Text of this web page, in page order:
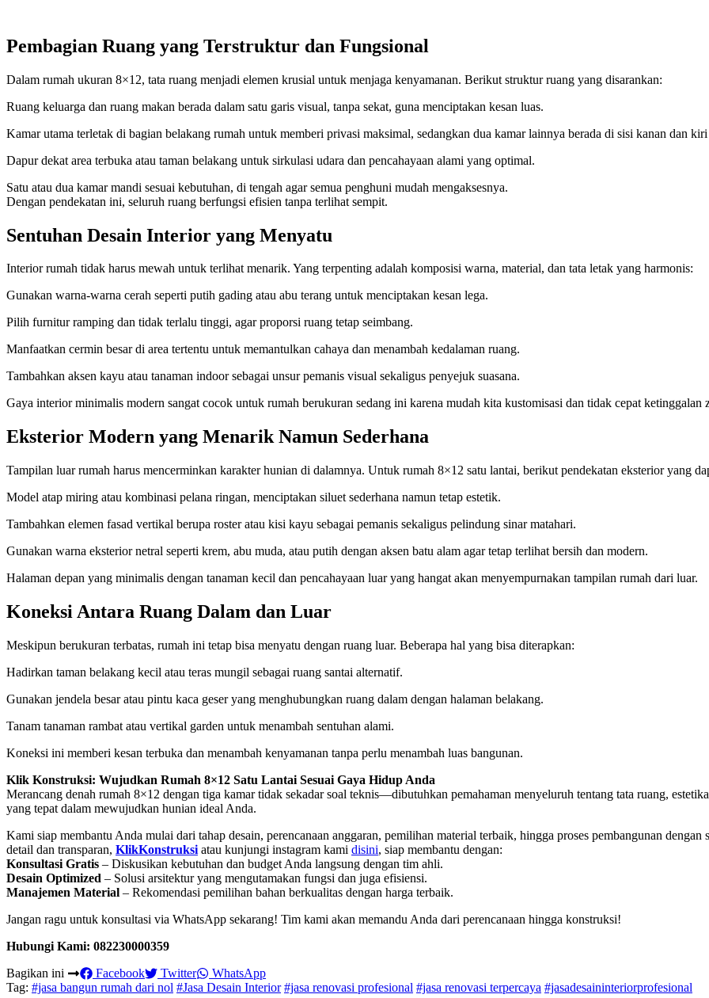
Pembagian Ruang yang Terstruktur dan Fungsional
Dalam rumah ukuran 8×12, tata ruang menjadi elemen krusial untuk menjaga kenyamanan. Berikut struktur ruang yang disarankan:
Ruang keluarga dan ruang makan berada dalam satu garis visual, tanpa sekat, guna menciptakan kesan luas.
Kamar utama terletak di bagian belakang rumah untuk memberi privasi maksimal, sedangkan dua kamar lainnya berada di sisi kanan dan
Dapur dekat area terbuka atau taman belakang untuk sirkulasi udara dan pencahayaan alami yang optimal.
Satu atau dua kamar mandi sesuai kebutuhan, di tengah agar semua penghuni mudah mengaksesnya.
Dengan pendekatan ini, seluruh ruang berfungsi efisien tanpa terlihat sempit.
Sentuhan Desain Interior yang Menyatu
Interior rumah tidak harus mewah untuk terlihat menarik. Yang terpenting adalah komposisi warna, material, dan tata letak yang harmonis:
Gunakan warna-warna cerah seperti putih gading atau abu terang untuk menciptakan kesan lega.
Pilih furnitur ramping dan tidak terlalu tinggi, agar proporsi ruang tetap seimbang.
Manfaatkan cermin besar di area tertentu untuk memantulkan cahaya dan menambah kedalaman ruang.
Tambahkan aksen kayu atau tanaman indoor sebagai unsur pemanis visual sekaligus penyejuk suasana.
Gaya interior minimalis modern sangat cocok untuk rumah berukuran sedang ini karena mudah kita kustomisasi dan tidak cepat ketinggalan
Eksterior Modern yang Menarik Namun Sederhana
Tampilan luar rumah harus mencerminkan karakter hunian di dalamnya. Untuk rumah 8×12 satu lantai, berikut pendekatan eksterior yang
Model atap miring atau kombinasi pelana ringan, menciptakan siluet sederhana namun tetap estetik.
Tambahkan elemen fasad vertikal berupa roster atau kisi kayu sebagai pemanis sekaligus pelindung sinar matahari.
Gunakan warna eksterior netral seperti krem, abu muda, atau putih dengan aksen batu alam agar tetap terlihat bersih dan modern.
Halaman depan yang minimalis dengan tanaman kecil dan pencahayaan luar yang hangat akan menyempurnakan tampilan rumah dari luar.
Koneksi Antara Ruang Dalam dan Luar
Meskipun berukuran terbatas, rumah ini tetap bisa menyatu dengan ruang luar. Beberapa hal yang bisa diterapkan:
Hadirkan taman belakang kecil atau teras mungil sebagai ruang santai alternatif.
Gunakan jendela besar atau pintu kaca geser yang menghubungkan ruang dalam dengan halaman belakang.
Tanam tanaman rambat atau vertikal garden untuk menambah sentuhan alami.
Koneksi ini memberi kesan terbuka dan menambah kenyamanan tanpa perlu menambah luas bangunan.
Klik Konstruksi: Wujudkan Rumah 8×12 Satu Lantai Sesuai Gaya Hidup Anda
Merancang denah rumah 8×12 dengan tiga kamar tidak sekadar soal teknis—dibutuhkan pemahaman menyeluruh tentang tata ruang,
yang tepat dalam mewujudkan hunian ideal Anda.
Kami siap membantu Anda mulai dari tahap desain, perencanaan anggaran, pemilihan material terbaik, hingga proses pembangunan
detail dan transparan, KlikKonstruksi atau kunjungi instagram kami disini, siap membantu dengan:
Konsultasi Gratis – Diskusikan kebutuhan dan budget Anda langsung dengan tim ahli.
Desain Optimized – Solusi arsitektur yang mengutamakan fungsi dan juga efisiensi.
Manajemen Material – Rekomendasi pemilihan bahan berkualitas dengan harga terbaik.
Jangan ragu untuk konsultasi via WhatsApp sekarang! Tim kami akan memandu Anda dari perencanaan hingga konstruksi!
Hubungi Kami: 082230000359
Bagikan ini
Facebook Twitter
WhatsApp
Tag: #jasa bangun rumah dari nol #Jasa Desain Interior #jasa renovasi profesional #jasa renovasi terpercaya #jasadesaininteriorprofesional